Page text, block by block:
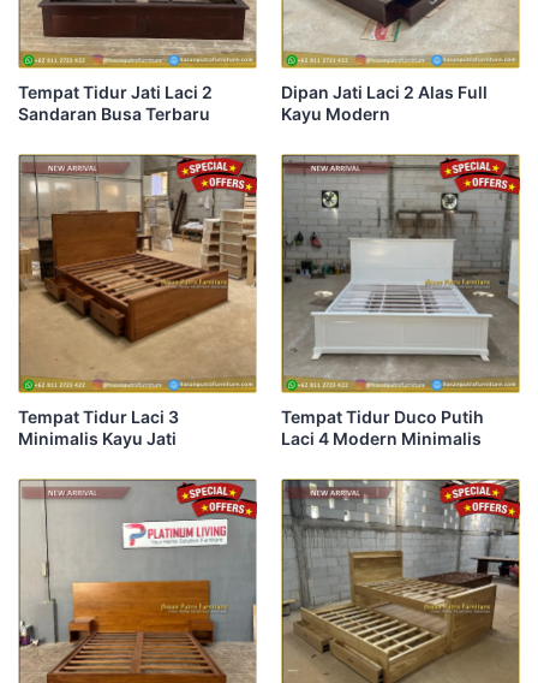
Tempat Tidur Jati Laci 2
Sandaran Busa Terbaru
Dipan Jati Laci 2 Alas Full
Kayu Modern
Tempat Tidur Laci 3
Minimalis Kayu Jati
Tempat Tidur Duco Putih
Laci 4 Modern Minimalis